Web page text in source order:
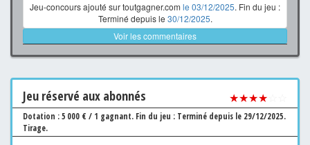
Jeu-concours ajouté sur toutgagner.com le 03/12/2025. Fin du jeu :
Terminé depuis le 30/12/2025.
Voir les commentaires
Jeu réservé aux abonnés ★★★★
Dotation : 5 000 € / 1 gagnant. Fin du jeu : Terminé depuis le 29/12/2025.
Tirage.